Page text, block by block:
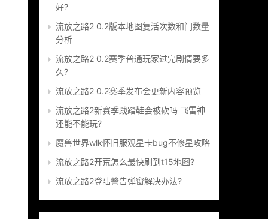
好?
流放之路2 0.2版本地图复活次数和门数量
分析
流放之路2 0.2赛季普通玩家过完剧情要多
久?
流放之路2 0.2赛季发布会更新内容预览
流放之路2新赛季践踏鞋会被砍吗 飞雷神
还能不能玩?
魔兽世界wlk怀旧服观星卡bug不修星攻略
流放之路2开荒怎么最快刷到t15地图?
流放之路2登陆警告弹窗解决办法?